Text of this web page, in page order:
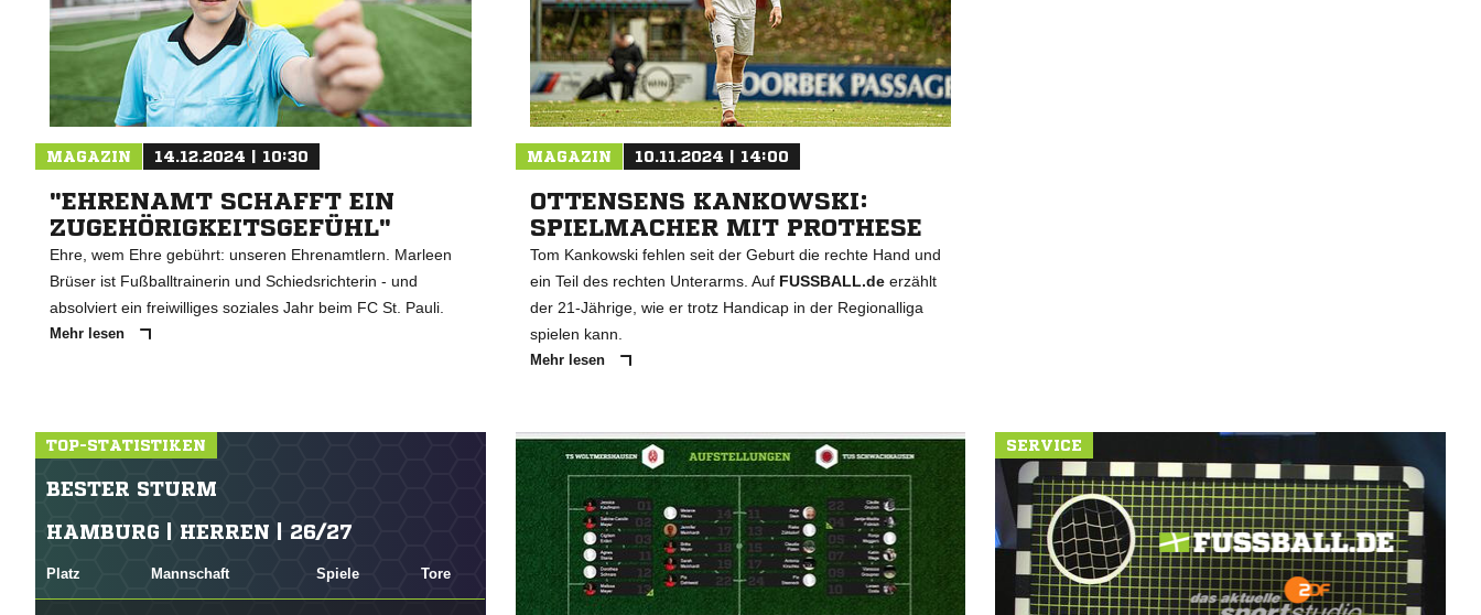
MAGAZIN 14.12.2024 | 10:30
"EHRENAMT SCHAFFT EIN
ZUGEHÖRIGKEITSGEFÜHL"
Ehre, wem Ehre gebührt: unseren Ehrenamtlern. Marleen
Brüser ist Fußballtrainerin und Schiedsrichterin - und
absolviert ein freiwilliges soziales Jahr beim FC St. Pauli.
Mehr lesen
MAGAZIN 10.11.2024 | 14:00
OTTENSENS KANKOWSKI:
SPIELMACHER MIT PROTHESE
Tom Kankowski fehlen seit der Geburt die rechte Hand und
ein Teil des rechten Unterarms. Auf FUSSBALL.deerzählt
der 21-Jährige, wie er trotz Handicap in der Regionalliga
spielen kann.
Mehr lesen
TOP-STATISTIKEN
BESTER STURM
HAMBURG | HERREN | 26/27
Platz Mannschaft Spiele Tore
SERVICE